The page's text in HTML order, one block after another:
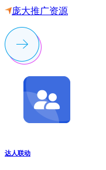
庞大推广资源
达人联动